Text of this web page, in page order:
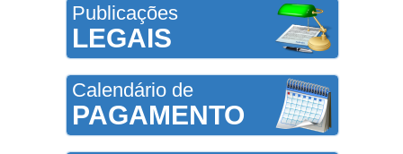
Publicações
LEGAIS
Calendário de
PAGAMENTO